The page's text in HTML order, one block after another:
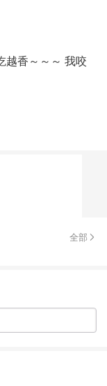
越香～～～ 我咬
全部